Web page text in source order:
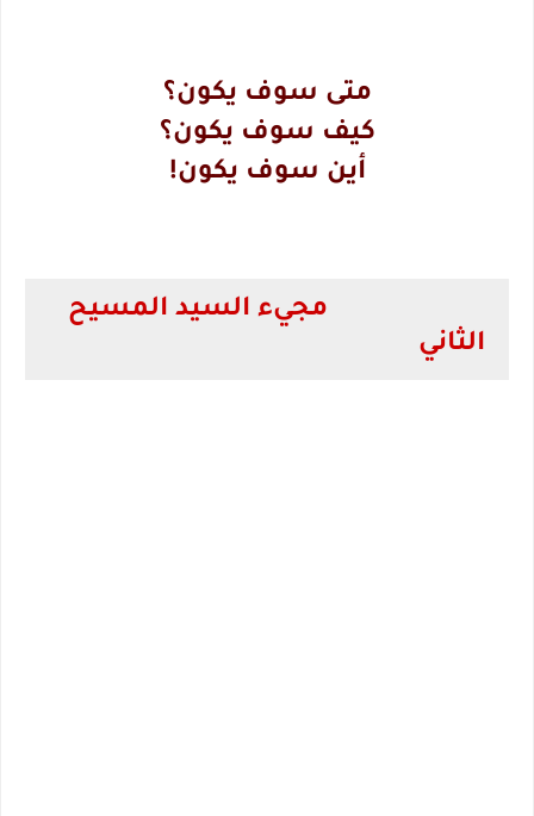
متى سوف يكون؟
كيف سوف يكون؟
أين سوف يكون!
مجيء السيد المسيح
الثاني